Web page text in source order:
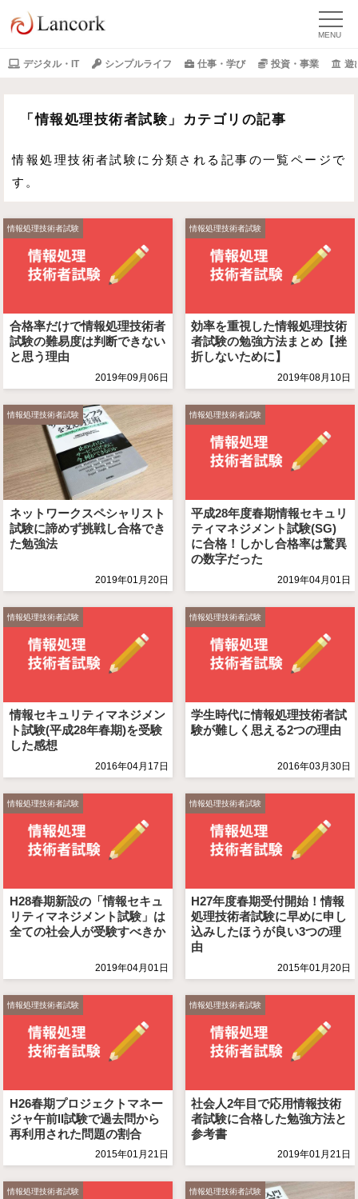
デジタル・IT シンプルライフ 仕事・学び 投資・事業 遊
「情報処理技術者試験」カテゴリの記事
情報処理技術者試験に分類される記事の一覧ページで
す。
情報処理技術者試験
合格率だけで情報処理技術者
試験の難易度は判断できない
と思う理由
2019年09月06日
情報処理技術者試験
効率を重視した情報処理技術
者試験の勉強方法まとめ【挫
折しないために】
2019年08月10日
情報処理技術者試験
ネットワークスペシャリスト
試験に諦めず挑戦し合格でき
た勉強法
2019年01月20日
情報処理技術者試験
平成28年度春期情報セキュリ
ティマネジメント試験(SG)
に合格！しかし合格率は驚異
の数字だった
2019年04月01日
情報処理技術者試験
情報セキュリティマネジメン
ト試験(平成28年春期)を受験
した感想
2016年04月17日
情報処理技術者試験
学生時代に情報処理技術者試
験が難しく思える2つの理由
2016年03月30日
情報処理技術者試験
H28春期新設の「情報セキュ
リティマネジメント試験」は
全ての社会人が受験すべきか
2019年04月01日
情報処理技術者試験
H27年度春期受付開始！情報
処理技術者試験に早めに申し
込みしたほうが良い3つの理
由
2015年01月20日
情報処理技術者試験
H26春期プロジェクトマネー
ジャ午前Ⅱ試験で過去問から
再利用された問題の割合
2015年01月21日
情報処理技術者試験
社会人2年目で応用情報技術
者試験に合格した勉強方法と
参考書
2019年01月21日
情報処理技術者試験 情報処理技術者試験